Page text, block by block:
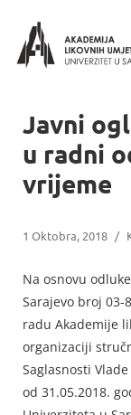
Javni
u radni
vrijeme
1 Oktobra, 2018 /
Na osnovu
Sarajevo broj 03-
radu Akademije
organizaciji
Saglasnosti
od 31.05.2018.